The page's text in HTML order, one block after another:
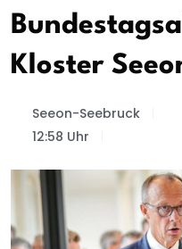
Kloster
Seeon-Seebruck
12:58 Uhr